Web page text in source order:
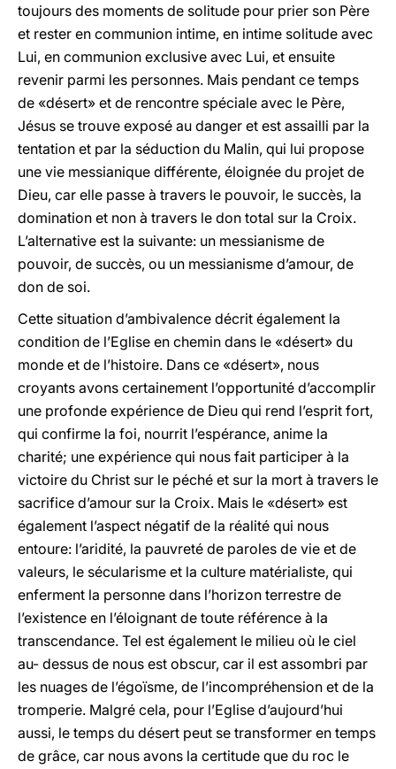
toujours des moments de solitude pour prier son Père
et rester en communion intime, en intime solitude avec
Lui, en communion exclusive avec Lui, et ensuite
revenir parmi les personnes. Mais pendant ce temps
de «désert» et de rencontre spéciale avec le Père,
Jésus se trouve exposé au danger et est assailli par la
tentation et par la séduction du Malin, qui lui propose
une vie messianique différente, éloignée du projet de
Dieu, car elle passe à travers le pouvoir, le succès, la
domination et non à travers le don total sur la Croix.
L’alternative est la suivante: un messianisme de
pouvoir, de succès, ou un messianisme d’amour, de
don de soi.
Cette situation d’ambivalence décrit également la
condition de l’Eglise en chemin dans le «désert» du
monde et de l’histoire. Dans ce «désert», nous
croyants avons certainement l’opportunité d’accomplir
une profonde expérience de Dieu qui rend l’esprit fort,
qui confirme la foi, nourrit l’espérance, anime la
charité; une expérience qui nous fait participer à la
victoire du Christ sur le péché et sur la mort à travers le
sacrifice d’amour sur la Croix. Mais le «désert» est
également l’aspect négatif de la réalité qui nous
entoure: l’aridité, la pauvreté de paroles de vie et de
valeurs, le sécularisme et la culture matérialiste, qui
enferment la personne dans l’horizon terrestre de
l’existence en l’éloignant de toute référence à la
transcendance. Tel est également le milieu où le ciel
au- dessus de nous est obscur, car il est assombri par
les nuages de l’égoïsme, de l’incompréhension et de la
tromperie. Malgré cela, pour l’Eglise d’aujourd’hui
aussi, le temps du désert peut se transformer en temps
de grâce, car nous avons la certitude que du roc le